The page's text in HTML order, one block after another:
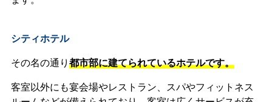
シティホテル
その名の通り 都市部に建てられているホテルです。
客室以外にも宴会場やレストラン、スパやフィットネス